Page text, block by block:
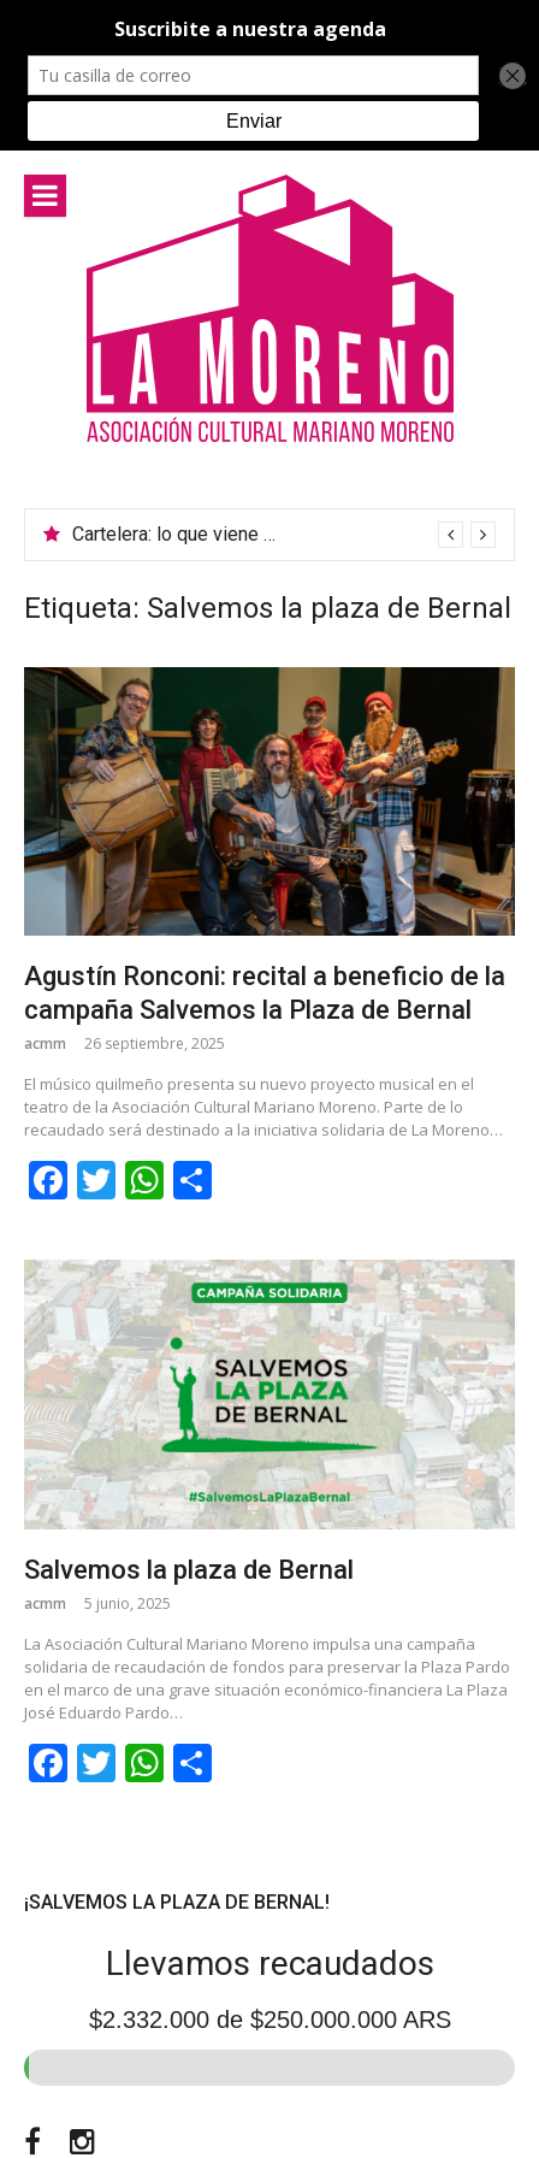
contenido
Cartelera: lo que viene en el teatro de La Moreno
Etiqueta: Salvemos la plaza de Bernal
Agustín Ronconi: recital a beneficio de la
campaña Salvemos la Plaza de Bernal
acmm 26 septiembre, 2025
El músico quilmeño presenta su nuevo proyecto musical en el
teatro de la Asociación Cultural Mariano Moreno. Parte de lo
recaudado será destinado a la iniciativa solidaria de La Moreno…
Facebook
TwitterWhatsApp
Salvemos la plaza de Bernal
acmm 5 junio, 2025
La Asociación Cultural Mariano Moreno impulsa una campaña
solidaria de recaudación de fondos para preservar la Plaza Pardo
en el marco de una grave situación económico-financiera La Plaza
José Eduardo Pardo…
Facebook
TwitterWhatsApp
¡SALVEMOS LA PLAZA DE BERNAL!
Llevamos recaudados
$2.332.000de $250.000.000 ARS
Facebook